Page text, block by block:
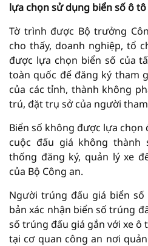
lựa chọn sử dụng biển số ô
Tờ trình được Bộ trưởng
cho thấy, doanh nghiệp, tổ
được lựa chọn biển số của
toàn quốc để đăng ký tham
của các tỉnh, thành không
trú, đặt trụ sở của người
Biển số không được lựa chọn
cuộc đấu giá không thành
thống đăng ký, quản lý xe
của Bộ Công an.
Người trúng đấu giá biển
bản xác nhận biển số trúng
số trúng đấu giá gắn với xe ô
tại cơ quan công an nơi